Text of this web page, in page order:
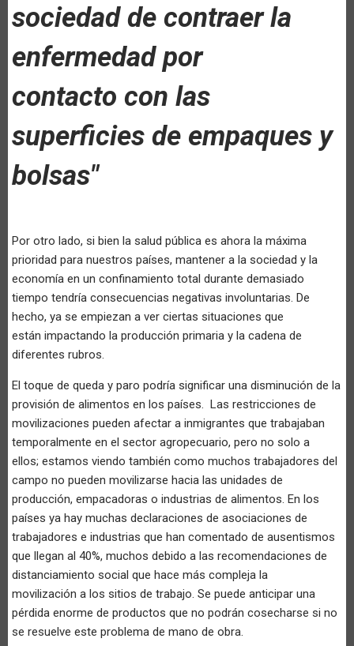
sociedad de contraer la
enfermedad por
contacto con las
superficies de empaques y
bolsas"
Por otro lado, si bien la salud pública es ahora la máxima
prioridad para nuestros países, mantener a la sociedad y la
economía en un confinamiento total durante demasiado
tiempo tendría consecuencias negativas involuntarias. De
hecho, ya se empiezan a ver ciertas situaciones que
están impactando la producción primaria y la cadena de
diferentes rubros.
El toque de queda y paro podría significar una disminución de la
provisión de alimentos en los países. Las restricciones de
movilizaciones pueden afectar a inmigrantes que trabajaban
temporalmente en el sector agropecuario, pero no solo a
ellos; estamos viendo también como muchos trabajadores del
campo no pueden movilizarse hacia las unidades de
producción, empacadoras o industrias de alimentos. En los
países ya hay muchas declaraciones de asociaciones de
trabajadores e industrias que han comentado de ausentismos
que llegan al 40%, muchos debido a las recomendaciones de
distanciamiento social que hace más compleja la
movilización a los sitios de trabajo. Se puede anticipar una
pérdida enorme de productos que no podrán cosecharse si no
se resuelve este problema de mano de obra.